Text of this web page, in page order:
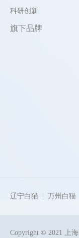
科研创新
旗下品牌
辽宁白猫 万州白猫
Copyright © 2021 上